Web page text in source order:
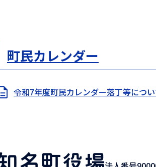
町民カレンダー
令和7年度町民カレンダー落丁等につ